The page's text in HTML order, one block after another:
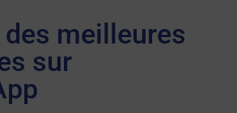
meilleures
sur